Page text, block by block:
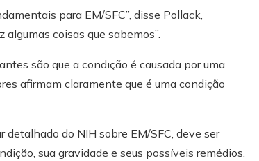
para EM/SFC”, disse Pollack,
coisas que sabemos”.
são que a condição é causada por uma
afirmam claramente que é uma condição
detalhado do NIH sobre EM/SFC, deve ser
sua gravidade e seus possíveis remédios.